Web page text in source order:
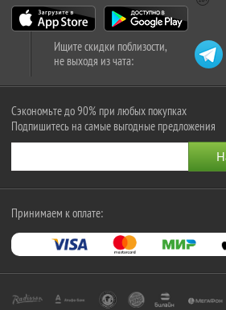
Ищите скидки поблизости,
не выходя из чата:
Сэкономьте до 90% при любых покупках
Подпишитесь на самые выгодные предложения
Принимаем к оплате: